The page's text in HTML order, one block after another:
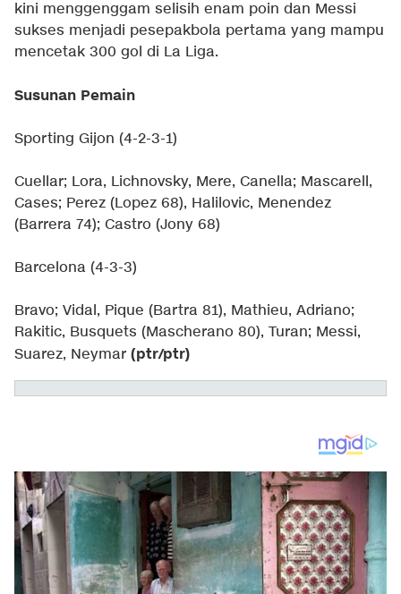
kini menggenggam selisih enam poin dan Messi
sukses menjadi pesepakbola pertama yang mampu
mencetak 300 gol di La Liga.
Susunan Pemain
Sporting Gijon (4-2-3-1)
Cuellar; Lora, Lichnovsky, Mere, Canella; Mascarell,
Cases; Perez (Lopez 68), Halilovic, Menendez
(Barrera 74); Castro (Jony 68)
Barcelona (4-3-3)
Bravo; Vidal, Pique (Bartra 81), Mathieu, Adriano;
Rakitic, Busquets (Mascherano 80), Turan; Messi,
Suarez, Neymar (ptr/ptr)